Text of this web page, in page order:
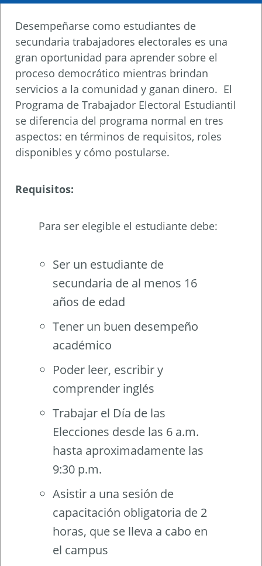
Desempeñarse como estudiantes de
secundaria trabajadores electorales es una
gran oportunidad para aprender sobre el
proceso democrático mientras brindan
servicios a la comunidad y ganan dinero. El
Programa de Trabajador Electoral Estudiantil
se diferencia del programa normal en tres
aspectos: en términos de requisitos, roles
disponibles y cómo postularse.
Requisitos:
Para ser elegible el estudiante debe:
Ser un estudiante de
secundaria de al menos 16
años de edad
Tener un buen desempeño
académico
Poder leer, escribir y
comprender inglés
Trabajar el Día de las
Elecciones desde las 6 a.m.
hasta aproximadamente las
9:30 p.m.
Asistir a una sesión de
capacitación obligatoria de 2
horas, que se lleva a cabo en
el campus